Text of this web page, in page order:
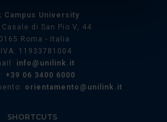
di caratteristiche specifiche
elaborati i tuoi dati personali
nellasezione dettagli
consenso in qualsiasi momento
Campus University
di San Pio V, 44
Roma - Italia
IVA: 11933781004
info@unilink.it
+39 06 3400 6000
orientamento@unilink.it
SHORTCUTS